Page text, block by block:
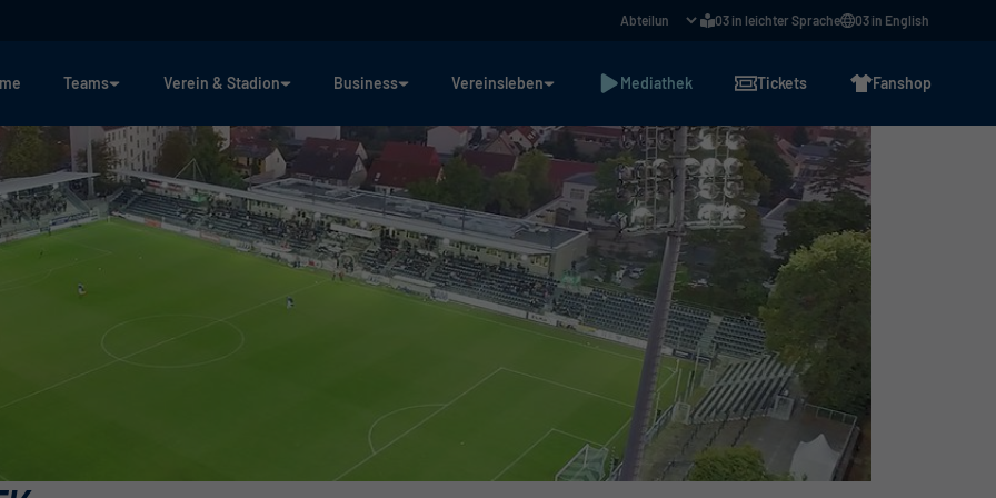
03 in leichter Sprache 03 in English
Teams Verein & Stadion Business Vereinsleben Mediathek Tickets Fanshop